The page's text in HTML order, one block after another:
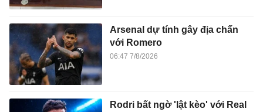
Arsenal dự tính gây địa chấn
với Romero
06:47 7/8/2026
Rodri bất ngờ 'lật kèo' với Real